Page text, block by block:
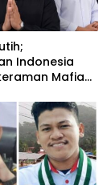
Indonesia
Mafia